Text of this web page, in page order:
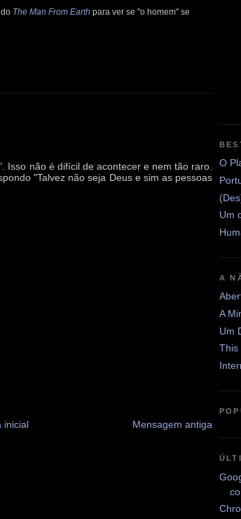
The Man From Earth para ver se "o homem" se
Isso não é difícil de acontecer e nem tão raro.
"Talvez não seja Deus e sim as pessoas
Mensagem antiga
inicial
O
Um
A
A
Um
This